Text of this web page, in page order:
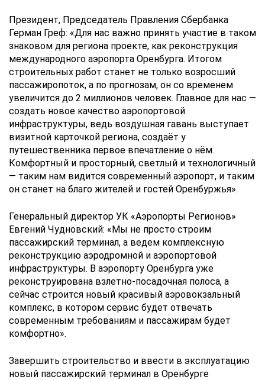
Президент, Председатель Правления Сбербанка
Герман Греф: «Для нас важно принять участие в таком
знаковом для региона проекте, как реконструкция
международного аэропорта Оренбурга. Итогом
строительных работ станет не только возросший
пассажиропоток, а по прогнозам, он со временем
увеличится до 2 миллионов человек. Главное для нас —
создать новое качество аэропортовой
инфраструктуры, ведь воздушная гавань выступает
визитной карточкой региона, создаёт у
путешественника первое впечатление о нём.
Комфортный и просторный, светлый и технологичный
— таким нам видится современный аэропорт, и таким
он станет на благо жителей и гостей Оренбуржья».
Генеральный директор УК «Аэропорты Регионов»
Евгений Чудновский: «Мы не просто строим
пассажирский терминал, а ведем комплексную
реконструкцию аэродромной и аэропортовой
инфраструктуры. В аэропорту Оренбурга уже
реконструирована взлетно-посадочная полоса, а
сейчас строится новый красивый аэровокзальный
комплекс, в котором сервис будет отвечать
современным требованиям и пассажирам будет
комфортно».
Завершить строительство и ввести в эксплуатацию
новый пассажирский терминал в Оренбурге